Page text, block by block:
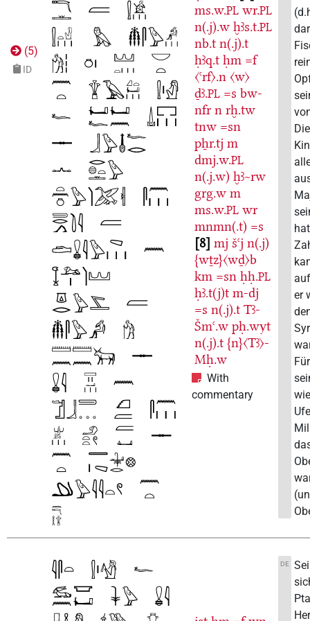
(5)
ID
ms.w.PL wr.PL
n(.j).w ḫꜣs.t.PL
nb.t n(.j).t
ḥꜣq.t ḥm =f
〈ꜥrf〉.n 〈w〉
ḏꜣ.PL =s bw-
nfr n rḫ.tw
tnw =sn
pẖr.tj m
dmj.w.PL
n(.j.w) ḫꜣ~rw
grg.w m
ms.w.PL wr
mnmn(.t) =s
8 mj šꜥj n(.j)
{wṯz}〈wḏ〉b
km =sn ḥḥ.PL
ḥꜣ.t(j)t m-dj
=s n(.j).t Tꜣ-
Šmꜥ.w pḥ.wyt
n(.j).t {n}〈Tꜣ〉-
Mḥ.w
With
commentary
er
DE